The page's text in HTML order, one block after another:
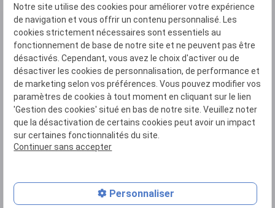
place
6 rue du 08 mai 1945
50800 Villedieu-Les-Poeles-Rouffigny
phone 02 49 88 35 37
SIRET : 80906588100017
Mentions légales
Politique de confidentialité
Notre site utilise des cookies pour améliorer votre expérience
de navigation et vous offrir un contenu personnalisé. Les
cookies strictement nécessaires sont essentiels au
fonctionnement de base de notre site et ne peuvent pas être
désactivés. Cependant, vous avez le choix d'activer ou de
désactiver les cookies de personnalisation, de performance et
de marketing selon vos préférences. Vous pouvez modifier vos
paramètres de cookies à tout moment en cliquant sur le lien
'Gestion des cookies' situé en bas de notre site. Veuillez noter
que la désactivation de certains cookies peut avoir un impact
sur certaines fonctionnalités du site.
Continuer sans accepter
Personnaliser